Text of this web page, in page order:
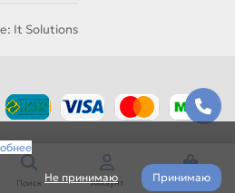
Не принимаю Принимаю
It Solutions
Поиск Аккаунт Корзина